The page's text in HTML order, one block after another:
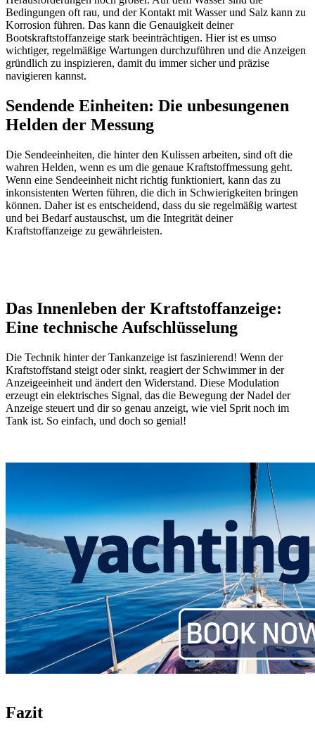
Bedingungen oft rau, und der Kontakt mit Wasser und Salz kann zu
Korrosion führen. Das kann die Genauigkeit deiner
Bootskraftstoffanzeige stark beeinträchtigen. Hier ist es umso
wichtiger, regelmäßige Wartungen durchzuführen und die Anzeigen
gründlich zu inspizieren, damit du immer sicher und präzise
navigieren kannst.
Sendende Einheiten: Die unbesungenen
Helden der Messung
Die Sendeeinheiten, die hinter den Kulissen arbeiten, sind oft die
wahren Helden, wenn es um die genaue Kraftstoffmessung geht.
Wenn eine Sendeeinheit nicht richtig funktioniert, kann das zu
inkonsistenten Werten führen, die dich in Schwierigkeiten bringen
können. Daher ist es entscheidend, dass du sie regelmäßig wartest
und bei Bedarf austauschst, um die Integrität deiner
Kraftstoffanzeige zu gewährleisten.
Das Innenleben der Kraftstoffanzeige:
Eine technische Aufschlüsselung
Die Technik hinter der Tankanzeige ist faszinierend! Wenn der
Kraftstoffstand steigt oder sinkt, reagiert der Schwimmer in der
Anzeigeeinheit und ändert den Widerstand. Diese Modulation
erzeugt ein elektrisches Signal, das die Bewegung der Nadel der
Anzeige steuert und dir so genau anzeigt, wie viel Sprit noch im
Tank ist. So einfach, und doch so genial!
Fazit